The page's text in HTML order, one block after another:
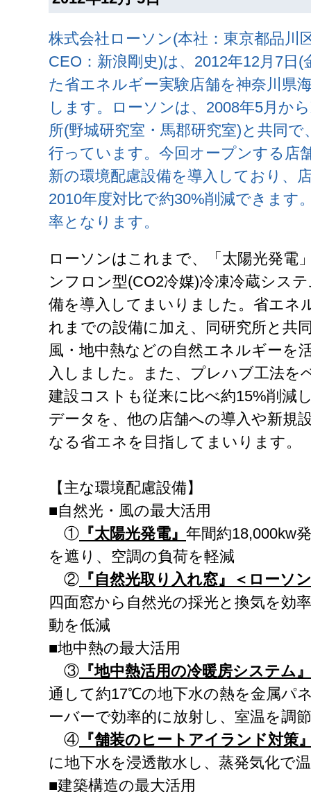
株式会社ローソン(本社：東京都品川
CEO：新浪剛史)は、2012年12月7日
た省エネルギー実験店舗を神奈川県
します。ローソンは、2008年5月か
所(野城研究室・馬郡研究室)と共同
行っています。今回オープンする店
新の環境配慮設備を導入しており、
2010年度対比で約30%削減できます
率となります。
ローソンはこれまで、「太陽光発電
ンフロン型(CO2冷媒)冷凍冷蔵シス
備を導入してまいりました。省エネ
れまでの設備に加え、同研究所と共
風・地中熱などの自然エネルギーを
入しました。また、プレハブ工法を
建設コストも従来に比べ約15%削減
データを、他の店舗への導入や新規
なる省エネを目指してまいります。
【主な環境配慮設備】
■自然光・風の最大活用
① 『太陽光発電』 年間約18,000kw
を遮り、空調の負荷を軽減
② 『自然光取り入れ窓』＜ローソ
四面窓から自然光の採光と換気を効
動を低減
■地中熱の最大活用
③ 『地中熱活用の冷暖房システム
通して約17℃の地下水の熱を金属パ
ーバーで効率的に放射し、室温を調節
④ 『舗装のヒートアイランド対策
に地下水を浸透散水し、蒸発気化で
■建築構造の最大活用